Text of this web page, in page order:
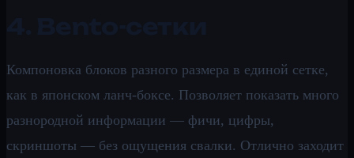
Компоновка блоков разного размера в единой сетке,
как в японском ланч-боксе. Позволяет показать много
разнородной информации — фичи, цифры,
скриншоты — без ощущения свалки. Отлично заходит